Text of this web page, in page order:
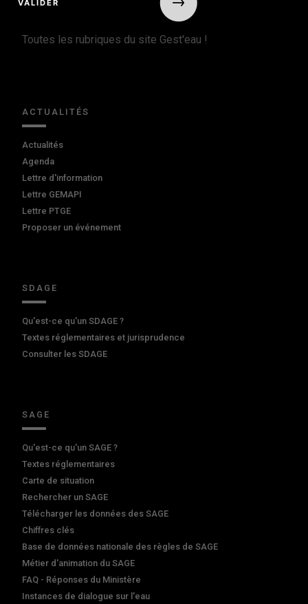
Toutes les rubriques du site Gest'eau !
ACTUALITÉS
Actualités
Agenda
Lettre d'information
Lettre GEMAPI
Lettre PTGE
Proposer un événement
SDAGE
Qu'est-ce qu'un SDAGE ?
Textes réglementaires et jurisprudence
Consulter les SDAGE
SAGE
Qu'est-ce qu'un SAGE ?
Textes réglementaires
Carte de situation
Rechercher un SAGE
Télécharger les données des SAGE
Chiffres clés
Base de données nationale des règles de SAGE
Métier d'animation du SAGE
FAQ - Réponses du Ministère
Instances de dialogue sur l'eau